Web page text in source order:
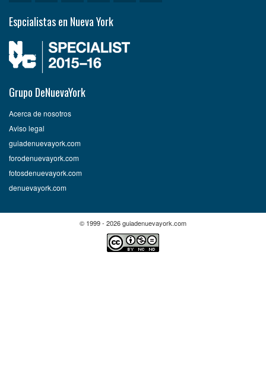
Espcialistas en Nueva York
Grupo DeNuevaYork
Acerca de nosotros
Aviso legal
guiadenuevayork.com
forodenuevayork.com
fotosdenuevayork.com
denuevayork.com
© 1999 - 2026 guiadenuevayork.com